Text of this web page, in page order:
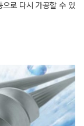
로 다시 가공할 수 있